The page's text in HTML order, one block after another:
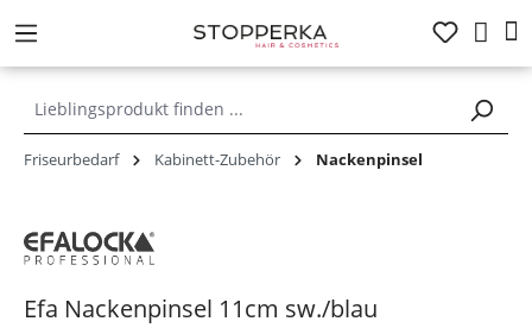
springen
Friseurbedarf Kabinett-Zubehör Nackenpinsel
Efa Nackenpinsel 11cm sw./blau